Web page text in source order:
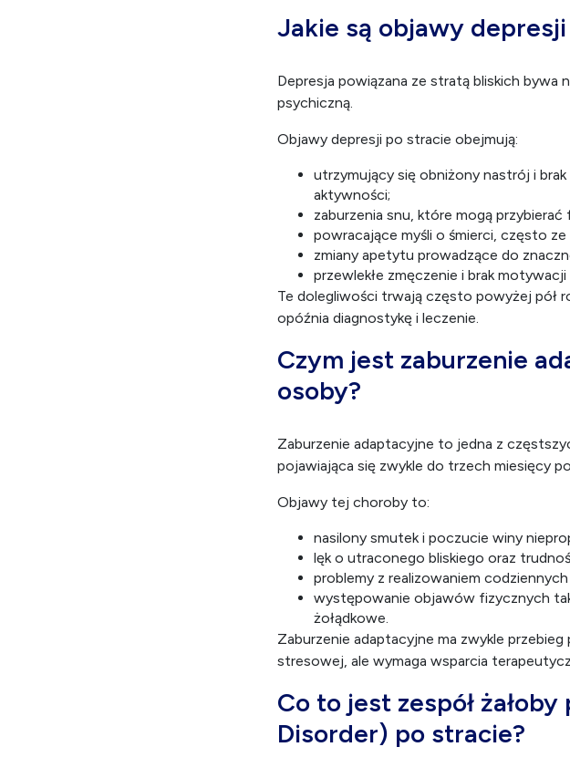
Jakie są objawy
Depresja powiązana ze stratą bliskich bywa
psychiczną.
Objawy depresji po stracie obejmują:
utrzymujący się obniżony nastrój i
aktywności;
zaburzenia snu, które mogą
powracające myśli o śmierci, często
zmiany apetytu prowadzące do
przewlekłe zmęczenie i brak
Te dolegliwości trwają często powyżej pół
opóźnia diagnostykę i leczenie.
Czym jest zaburzenie
osoby?
Zaburzenie adaptacyjne to jedna z
pojawiająca się zwykle do trzech miesięcy
Objawy tej choroby to:
nasilony smutek i poczucie winy
lęk o utraconego bliskiego oraz
problemy z realizowaniem
występowanie objawów fizycznych
żołądkowe.
Zaburzenie adaptacyjne ma zwykle
stresowej, ale wymaga wsparcia
Co to jest zespół
Disorder) po stracie?